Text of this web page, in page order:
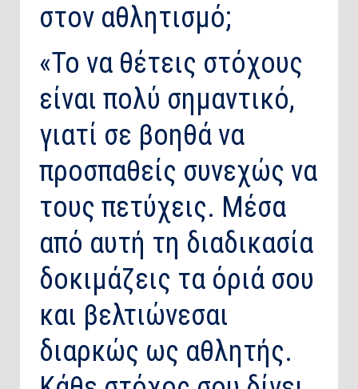
στον αθλητισμό;
«Το να θέτεις στόχους
είναι πολύ σημαντικό,
γιατί σε βοηθά να
προσπαθείς συνεχώς να
τους πετύχεις. Μέσα
από αυτή τη διαδικασία
δοκιμάζεις τα όριά σου
και βελτιώνεσαι
διαρκώς ως αθλητής.